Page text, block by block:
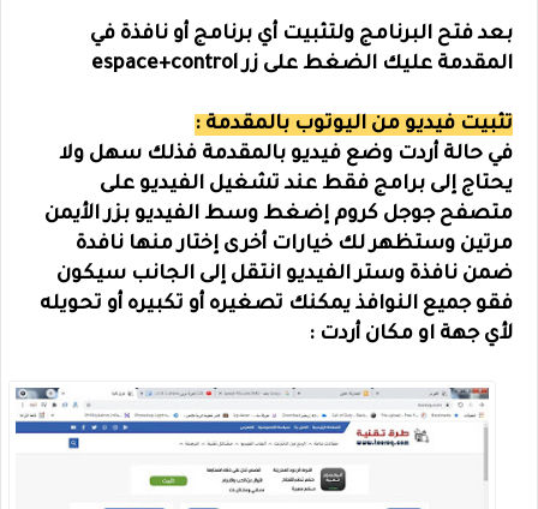
بعد فتح البرنامج ولتثبيت أي برنامج أو نافذة في
المقدمة عليك الضغط على زر espace+control
تثبيت فيديو من اليوتوب بالمقدمة :
في حالة أردت وضع فيديو بالمقدمة فذلك سهل ولا
يحتاج إلى برامج فقط عند تشغيل الفيديو على
متصفح جوجل كروم إضغط وسط الفيديو بزر الأيمن
مرتين وستظهر لك خيارات أخرى إختار منها نافدة
ضمن نافذة وستر الفيديو انتقل إلى الجانب سيكون
فقو جميع النوافذ يمكنك تصغيره أو تكبيره أو تحويله
لأي جهة او مكان أردت :